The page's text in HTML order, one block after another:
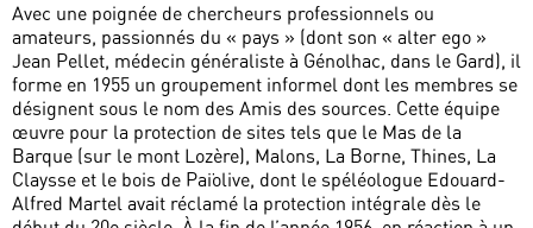
Avec une poignée de chercheurs professionnels ou
amateurs, passionnés du « pays » (dont son « alter ego »
Jean Pellet, médecin généraliste à Génolhac, dans le Gard), il
forme en 1955 un groupement informel dont les membres se
désignent sous le nom des Amis des sources. Cette équipe
œuvre pour la protection de sites tels que le Mas de la
Barque (sur le mont Lozère), Malons, La Borne, Thines, La
Claysse et le bois de Païolive, dont le spéléologue Edouard-
Alfred Martel avait réclamé la protection intégrale dès le